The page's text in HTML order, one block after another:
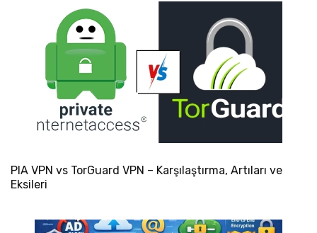
PIA VPN vs TorGuard VPN – Karşılaştırma, Artıları ve
Eksileri